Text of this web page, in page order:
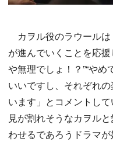
カヲル役のラウール
が進んでいくことを応
や無理でしょ！？”“やめ
いいですし、それぞれ
います」とコメントし
見が割れそうなカヲル
わせるであろうドラマが